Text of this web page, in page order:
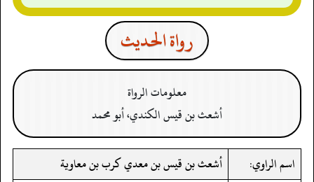
رواة الحدیث
معلومات الرواة
أشعث بن قيس الكندي، أبو محمد
اسم الراوي:
أشعث بن قيس بن معدي كرب بن معاوية